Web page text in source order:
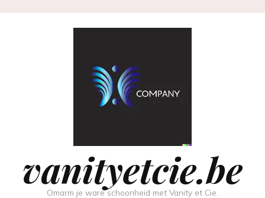
vanityetcie.be
Omarm je ware schoonheid met Vanity et Cie.